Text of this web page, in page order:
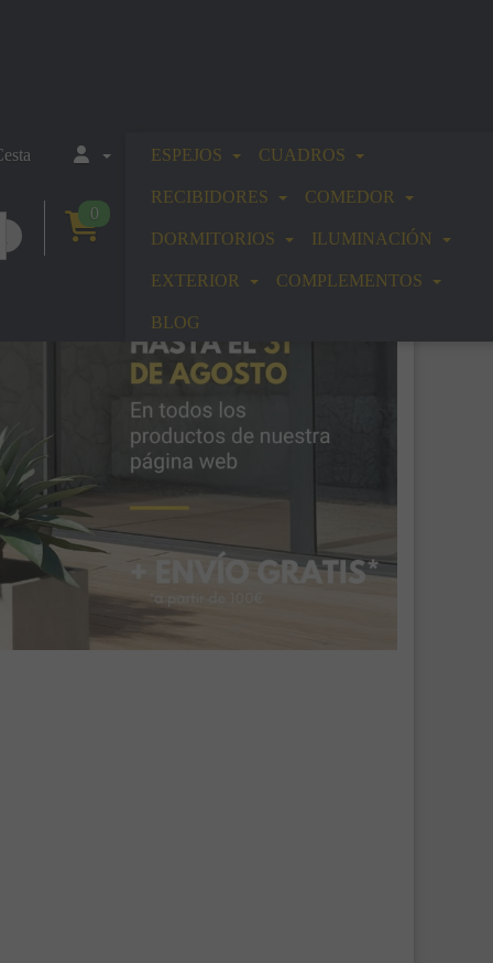
0
ESPEJOS CUADROS
RECIBIDORES COMEDOR
DORMITORIOS ILUMINACIÓN
EXTERIOR COMPLEMENTOS
BLOG